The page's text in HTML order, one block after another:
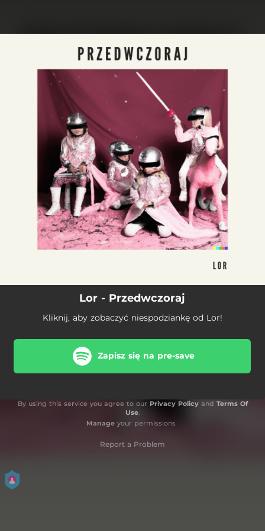
You're all set!
Lor - Przedwczoraj
Kliknij, aby zobaczyć niespodziankę od Lor!
Zapisz się na pre-save
By using this service you agree to our Privacy Policyand Terms Of
Use.
Manageyour permissions
Report a Problem